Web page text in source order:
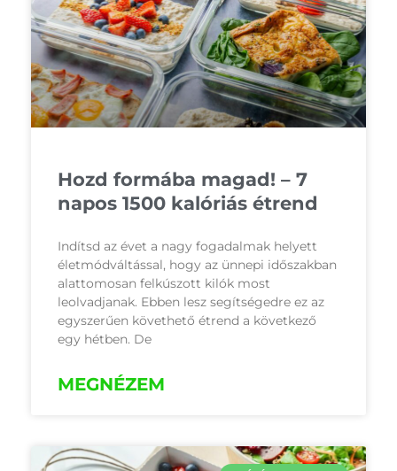
Hozd formába magad! – 7
napos 1500 kalóriás étrend
Indítsd az évet a nagy fogadalmak helyett
életmódváltással, hogy az ünnepi időszakban
alattomosan felkúszott kilók most
leolvadjanak. Ebben lesz segítségedre ez az
egyszerűen követhető étrend a következő
egy hétben. De
MEGNÉZEM